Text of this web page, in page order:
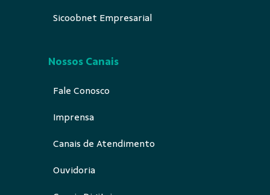
Sicoobnet Empresarial
Nossos Canais
Fale Conosco
Imprensa
Canais de Atendimento
Ouvidoria